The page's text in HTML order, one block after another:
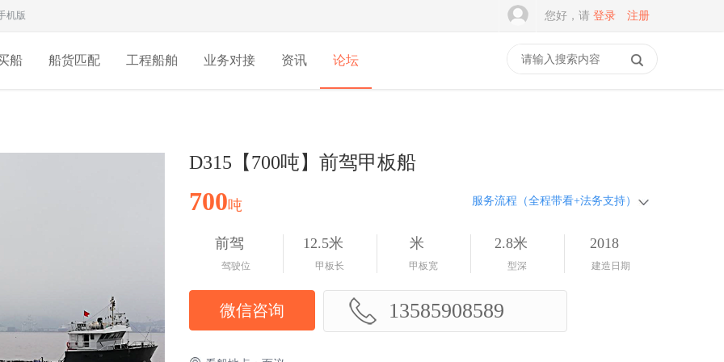
机版 您好，请 登录 注册
船 船货匹配 工程船舶 业务对接 资讯 论坛
D315【700吨】前驾甲板船
700吨 服务流程（全程带看+法务支持）
前驾
驾驶位
12.5米
甲板长
米
甲板宽
2.8米
型深
2018
建造日期
微信咨询 13585908589